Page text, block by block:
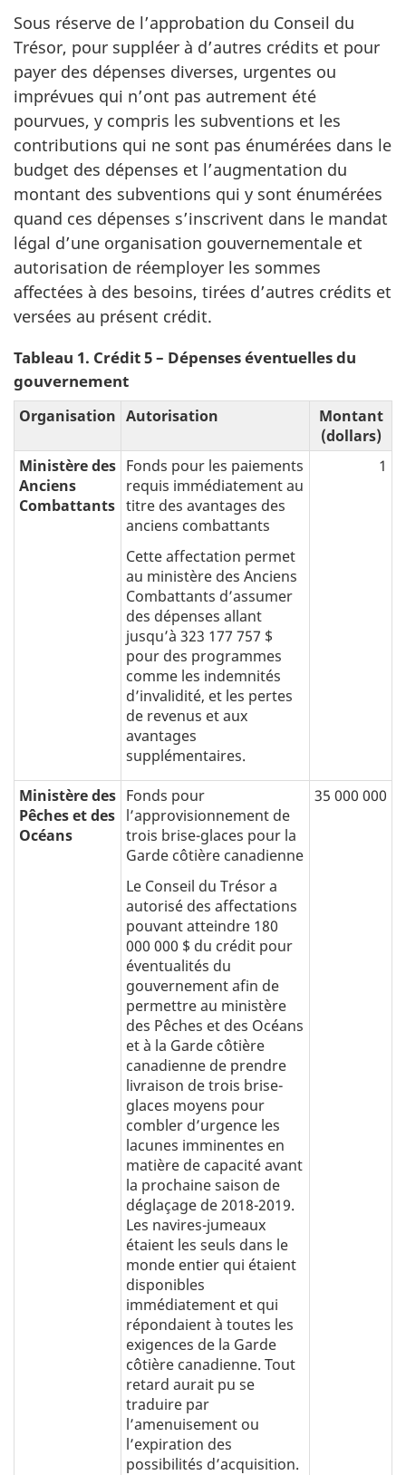
Sous réserve de l’approbation du Conseil du
Trésor, pour suppléer à d’autres crédits et pour
payer des dépenses diverses, urgentes ou
imprévues qui n’ont pas autrement été
pourvues, y compris les subventions et les
contributions qui ne sont pas énumérées dans le
budget des dépenses et l’augmentation du
montant des subventions qui y sont énumérées
quand ces dépenses s’inscrivent dans le mandat
légal d’une organisation gouvernementale et
autorisation de réemployer les sommes
affectées à des besoins, tirées d’autres crédits et
versées au présent crédit.
Tableau 1. Crédit 5 – Dépenses éventuelles du
gouvernement
Organisation Autorisation
Montant
(dollars)
Ministère des
Anciens
Combattants
Fonds pour les paiements
requis immédiatement au
titre des avantages des
anciens combattants
Cette affectation permet
au ministère des Anciens
Combattants d’assumer
des dépenses allant
jusqu’à 323 177 757 $
pour des programmes
comme les indemnités
d’invalidité, et les pertes
de revenus et aux
avantages
supplémentaires.
1
Ministère des
Pêches et des
Océans
Fonds pour
l’approvisionnement de
trois brise-glaces pour la
Garde côtière canadienne
Le Conseil du Trésor a
autorisé des affectations
pouvant atteindre 180
000 000 $ du crédit pour
éventualités du
gouvernement afin de
permettre au ministère
des Pêches et des Océans
et à la Garde côtière
canadienne de prendre
livraison de trois brise-
glaces moyens pour
combler d’urgence les
lacunes imminentes en
matière de capacité avant
la prochaine saison de
déglaçage de 2018-2019.
Les navires-jumeaux
étaient les seuls dans le
monde entier qui étaient
disponibles
immédiatement et qui
répondaient à toutes les
exigences de la Garde
côtière canadienne. Tout
retard aurait pu se
traduire par
l’amenuisement ou
l’expiration des
possibilités d’acquisition.
35 000 000